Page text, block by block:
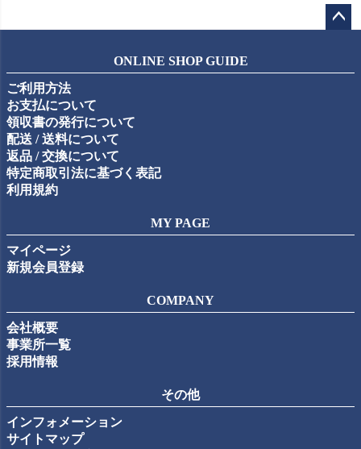
ップ
ONLINE SHOP GUIDE
ご利用方法
お支払について
領収書の発行について
配送 / 送料について
返品 / 交換について
特定商取引法に基づく表記
利用規約
MY PAGE
マイページ
新規会員登録
COMPANY
会社概要
事業所一覧
採用情報
その他
インフォメーション
サイトマップ